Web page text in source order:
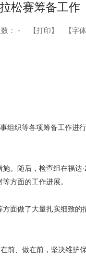
松赛筹备工作
： - 【打印】 【字
织等各项筹备工作进
随后，检查组在福达
方面的工作进展。
做了大量扎实细致的
、做在前，坚决维护